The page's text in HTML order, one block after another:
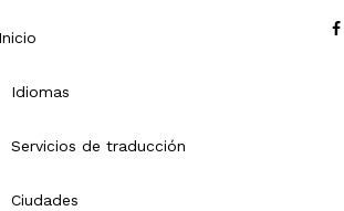
Idiomas
Servicios de traducción
Ciudades